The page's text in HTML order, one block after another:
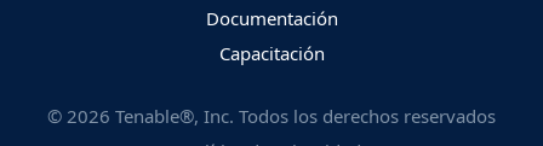
Documentación
Capacitación
© 2026 Tenable®, Inc. Todos los derechos reservados